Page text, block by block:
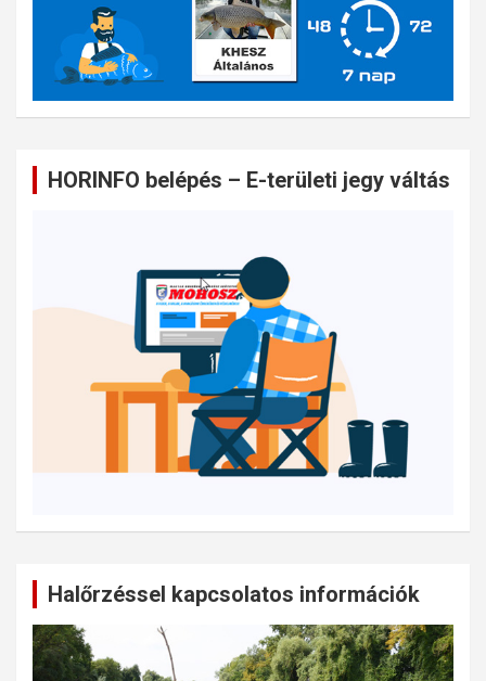
HORINFO belépés – E-területi jegy váltás
Halőrzéssel kapcsolatos információk